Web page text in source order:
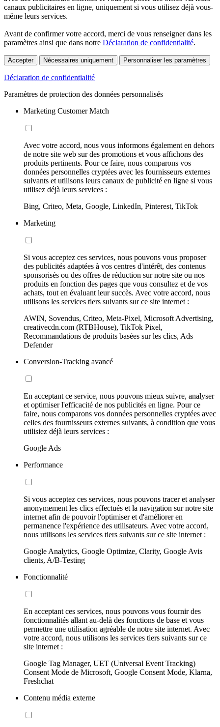
canaux publicitaires en ligne, uniquement si vous utilisez déjà vous-
même leurs services.
Avant de confirmer votre accord, merci de vous renseigner dans les
paramètres ainsi que dans notre Déclaration de confidentialité.
Accepter Nécessaires uniquement Personnaliser les paramètres
Déclaration de confidentialité
Paramètres de protection des données personnalisés
Marketing Customer Match
Avec votre accord, nous vous informons également en dehors
de notre site web sur des promotions et vous affichons des
produits pertinents. Pour ce faire, nous comparons vos
données personnelles cryptées avec les fournisseurs externes
suivants et utilisons leurs canaux de publicité en ligne si vous
utilisez déjà leurs services :
Bing, Criteo, Meta, Google, LinkedIn, Pinterest, TikTok
Marketing
Si vous acceptez ces services, nous pouvons vous proposer
des publicités adaptées à vos centres d'intérêt, des contenus
sponsorisés ou des offres de réduction sur notre site ou nos
produits en fonction des pages que vous consultez et de vos
achats, tout en évaluant leur succès. Avec votre accord, nous
utilisons les services tiers suivants sur ce site internet :
AWIN, Sovendus, Criteo, Meta-Pixel, Microsoft Advertising,
creativecdn.com (RTBHouse), TikTok Pixel,
Recommandations de produits basées sur les clics, Ads
Defender
Conversion-Tracking avancé
En acceptant ce service, nous pouvons mieux suivre, analyser
et optimiser l'efficacité de nos publicités en ligne. Pour ce
faire, nous comparons vos données personnelles cryptées avec
celles des fournisseurs externes suivants, à condition que vous
utilisiez déjà leurs services :
Google Ads
Performance
Si vous acceptez ces services, nous pouvons tracer et analyser
anonymement les clics effectués et la navigation sur notre site
internet afin de pouvoir l'optimiser et d'améliorer en
permanence l'expérience des utilisateurs. Avec votre accord,
nous utilisons les services tiers suivants sur ce site internet :
Google Analytics, Google Optimize, Clarity, Google Avis
clients, A/B-Testing
Fonctionnalité
En acceptant ces services, nous pouvons vous fournir des
fonctionnalités allant au-delà des fonctions de base et vous
permettre une utilisation agréable de notre site internet. Avec
votre accord, nous utilisons les services tiers suivants sur ce
site internet :
Google Tag Manager, UET (Universal Event Tracking)
Consent Mode de Microsoft, Google Consent Mode, Klarna,
Freshchat
Contenu média externe